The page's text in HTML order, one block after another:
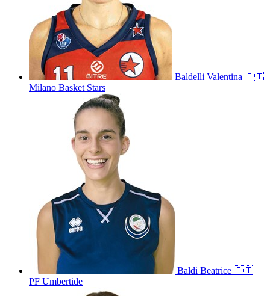
Baldelli Valentina 🇮🇹
Milano Basket Stars
Baldi Beatrice 🇮🇹
PF Umbertide